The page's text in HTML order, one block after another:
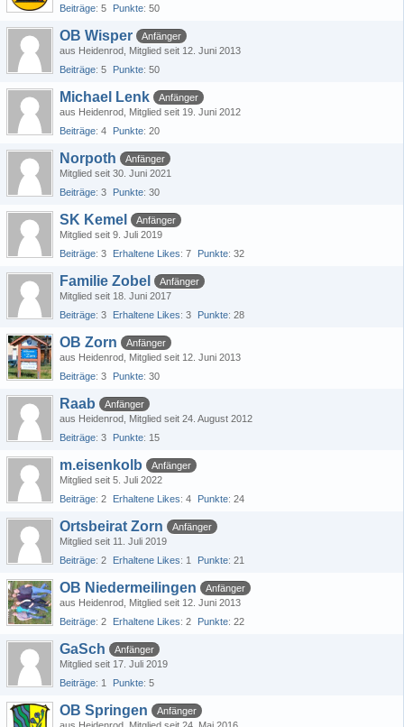
Beiträge 5 Punkte 50
OB Wisper
Anfänger
aus Heidenrod Mitglied seit 12. Juni 2013
Beiträge 5 Punkte 50
Michael Lenk
Anfänger
aus Heidenrod Mitglied seit 19. Juni 2012
Beiträge 4 Punkte 20
Norpoth
Anfänger
Mitglied seit 30. Juni 2021
Beiträge 3 Punkte 30
SK Kemel
Anfänger
Mitglied seit 9. Juli 2019
Beiträge 3 Erhaltene Likes 7 Punkte 32
Familie Zobel
Anfänger
Mitglied seit 18. Juni 2017
Beiträge 3 Erhaltene Likes 3 Punkte 28
OB Zorn
Anfänger
aus Heidenrod Mitglied seit 12. Juni 2013
Beiträge 3 Punkte 30
Raab
Anfänger
aus Heidenrod Mitglied seit 24. August 2012
Beiträge 3 Punkte 15
m.eisenkolb
Anfänger
Mitglied seit 5. Juli 2022
Beiträge 2 Erhaltene Likes 4 Punkte 24
Ortsbeirat Zorn
Anfänger
Mitglied seit 11. Juli 2019
Beiträge 2 Erhaltene Likes 1 Punkte 21
OB Niedermeilingen
Anfänger
aus Heidenrod Mitglied seit 12. Juni 2013
Beiträge 2 Erhaltene Likes 2 Punkte 22
GaSch
Anfänger
Mitglied seit 17. Juli 2019
Beiträge 1 Punkte 5
OB Springen
Anfänger